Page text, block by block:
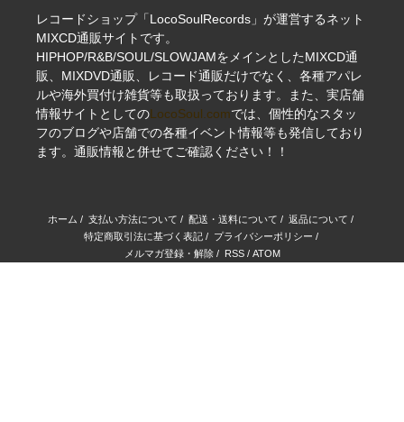
レコードショップ「LocoSoulRecords」が運営するネット
MIXCD通販サイトです。
HIPHOP/R&B/SOUL/SLOWJAMをメインとしたMIXCD通
販、MIXDVD通販、レコード通販だけでなく、各種アパレ
ルや海外買付け雑貨等も取扱っております。また、実店舗
情報サイトとしてのLocoSoul.comでは、個性的なスタッ
フのブログや店舗での各種イベント情報等も発信しており
ます。通販情報と併せてご確認ください！！
ホーム / 支払い方法について / 配送・送料について / 返品について /
特定商取引法に基づく表記/ プライバシーポリシー /
メルマガ登録・解除/ RSS/ ATOM